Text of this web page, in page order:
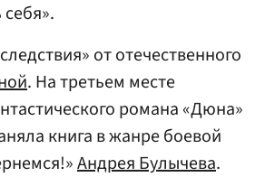
от отечественного
. На третьем месте
романа «Дюна»
книга в жанре боевой
Андрея Булычева.